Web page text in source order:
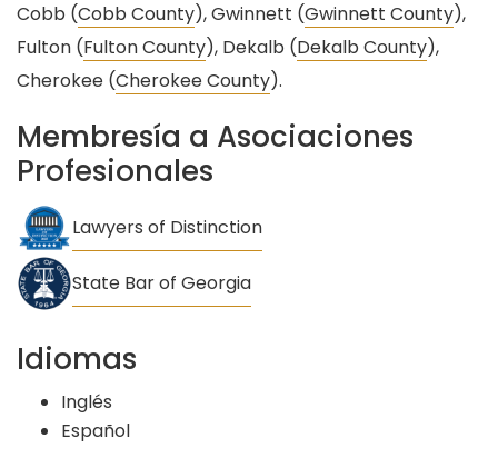
Cobb (Cobb County), Gwinnett (Gwinnett County),
Fulton (Fulton County), Dekalb (Dekalb County),
Cherokee (Cherokee County).
Membresía a Asociaciones
Profesionales
Lawyers of Distinction
State Bar of Georgia
Idiomas
Inglés
Español